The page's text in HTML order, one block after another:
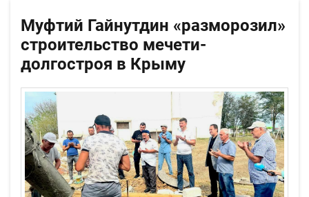
Муфтий Гайнутдин «разморозил»
строительство мечети-
долгостроя в Крыму